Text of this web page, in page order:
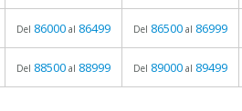
Del 86000 al 86499 Del 86500 al 86999
Del 88500 al 88999 Del 89000 al 89499